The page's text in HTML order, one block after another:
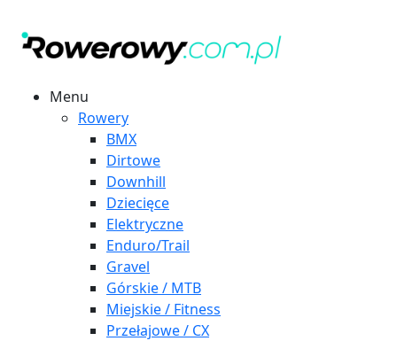
Menu
Rowery
BMX
Dirtowe
Downhill
Dziecięce
Elektryczne
Enduro/Trail
Gravel
Górskie / MTB
Miejskie / Fitness
Przełajowe / CX